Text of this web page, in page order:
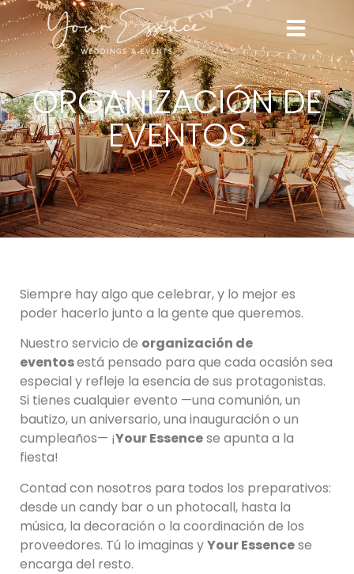
ORGANIZACIÓN DE
EVENTOS
Siempre hay algo que celebrar, y lo mejor es
poder hacerlo junto a la gente que queremos.
Nuestro servicio de organización de
eventosestá pensado para que cada ocasión sea
especial y refleje la esencia de sus protagonistas.
Si tienes cualquier evento —una comunión, un
bautizo, un aniversario, una inauguración o un
cumpleaños— ¡Your Essencese apunta a la
fiesta!
Contad con nosotros para todos los preparativos:
desde un candy bar o un photocall, hasta la
música, la decoración o la coordinación de los
proveedores. Tú lo imaginas yYour Essencese
encarga del resto.